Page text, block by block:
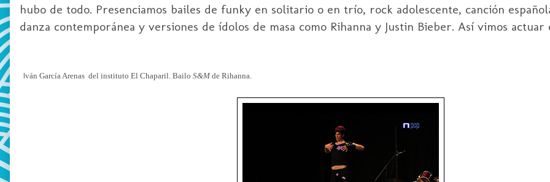
hubo de todo. Presenciamos bailes de funky en solitario o en trío, rock adolescente, canción
danza contemporánea y versiones de ídolos de masa como Rihanna y Justin Bieber. Así vimos actuar
Iván García Arenas del instituto El Chaparil. Bailo S&Mde Rihanna.